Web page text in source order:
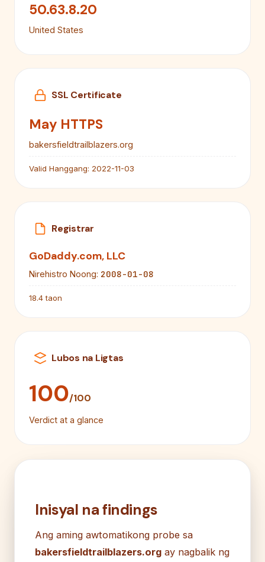
50.63.8.20
United States
SSL Certificate
May HTTPS
bakersfieldtrailblazers.org
Valid Hanggang: 2022-11-03
Registrar
GoDaddy.com, LLC
Nirehistro Noong: 2008-01-08
18.4 taon
Lubos na Ligtas
100/100
Verdict at a glance
Inisyal na findings
Ang aming awtomatikong probe sa
bakersfieldtrailblazers.org ay nagbalik ng